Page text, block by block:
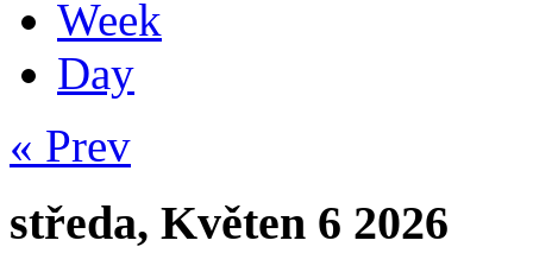
Week
Day
« Prev
středa, Květen 6 2026